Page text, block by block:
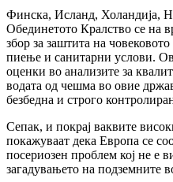
Финска, Исланд, Холандија,
Обединетото Кралство се на
збор за заштита на човековото
пиење и санитарни услови.
оценки во анализите за
водата од чешма во овие
безбедна и строго
Сепак, и покрај ваквите
покажуваат дека Европа се
посериозен проблем кој не е
загадувањето на подземните